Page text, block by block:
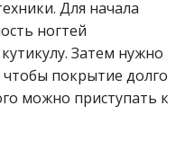
Для начала
ногтей
Затем нужно
покрытие долго
можно приступать к